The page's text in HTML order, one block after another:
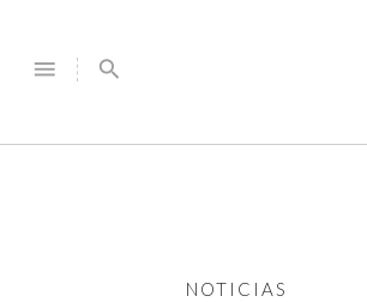
menu search
NOTICIAS